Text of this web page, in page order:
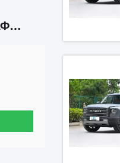
ΜΑΣ ΕΛΆΤΕ ΣΕ ΕΠΑΦΉ ΜΕ